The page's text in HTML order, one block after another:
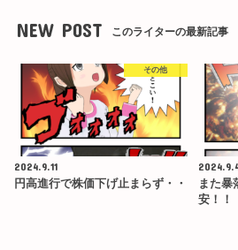
NEW POST このライターの最新記事
その他
2024.9.11
円高進行で株価下げ止まらず・・
また暴
安！！